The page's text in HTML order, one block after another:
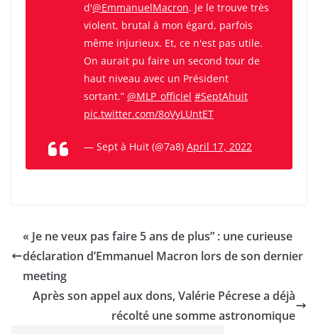
d'@EmmanuelMacron. Je le trouve très
violent, brutal à mon égard, parfois
même injurieux. Et, ce n'est pas utile.
On aurait pu faire un second tour de
haut niveau avec un Président
sortant.” @MLP_officiel #SeptAhuit
pic.twitter.com/8oVyLUntET
— Sept à Huit (@7a8) April 17, 2022
« Je ne veux pas faire 5 ans de plus” : une curieuse
déclaration d’Emmanuel Macron lors de son dernier
meeting
Après son appel aux dons, Valérie Pécrese a déjà
récolté une somme astronomique